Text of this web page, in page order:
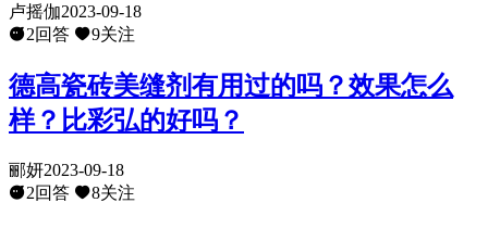
卢摇伽2023-09-18
2回答
9关注
德高瓷砖美缝剂有用过的吗？效果怎么
样？比彩弘的好吗？
郦妍2023-09-18
2回答
8关注